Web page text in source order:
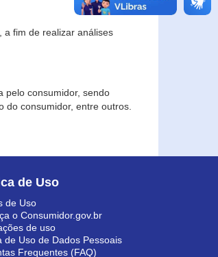
a fim de realizar análises
pelo consumidor, sendo
do consumidor, entre outros.
de Uso
de Uso
o Consumidor.gov.br
de uso
de Uso de Dados Pessoais
Frequentes (FAQ)